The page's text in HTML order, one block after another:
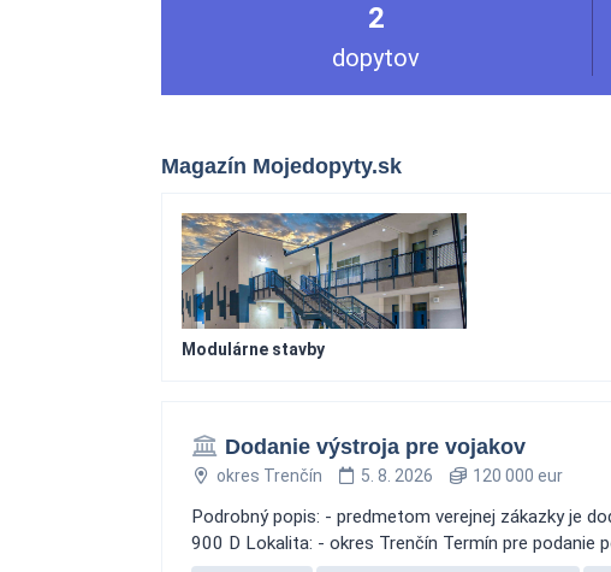
2
dopytov
Magazín Mojedopyty.sk
Modulárne stavby
Dodanie výstroja pre vojakov
okres Trenčín 5. 8. 2026 120 000 eur
Podrobný popis: - predmetom verejnej zákazky je
900 D Lokalita: - okres Trenčín Termín pre podanie